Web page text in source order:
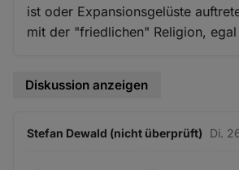
ist oder Expansionsgelüste
mit der "friedlichen" Religion,
Diskussion anzeigen
Stefan Dewald (nicht überprüft) Di.